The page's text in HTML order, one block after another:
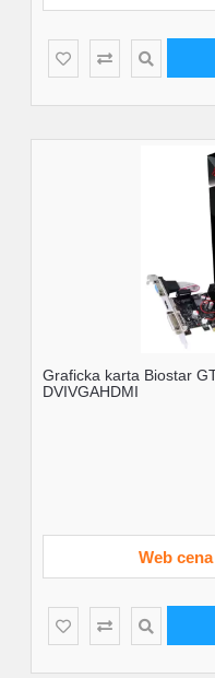
Graficka karta Biostar
DVIVGAHDMI
Web cena